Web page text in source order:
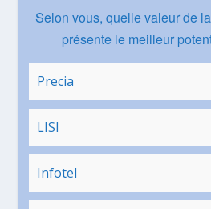
Selon vous, quelle valeur de
présente le meilleur
Precia
LISI
Infotel